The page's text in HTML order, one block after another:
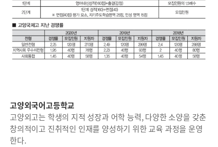
고양외국어고등학교
고양외고는 학생의 지적 성장과 어학 능력, 다양한 소양을 갖춘
창의적이고 진취적인 인재를 양성하기 위한 교육 과정을 운영
한다.